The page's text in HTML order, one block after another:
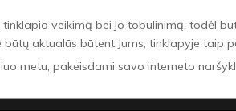
veikimą bei jo tobulinimą, todėl
aktualūs būtent Jums, tinklapyje taip
metu, pakeisdami savo interneto